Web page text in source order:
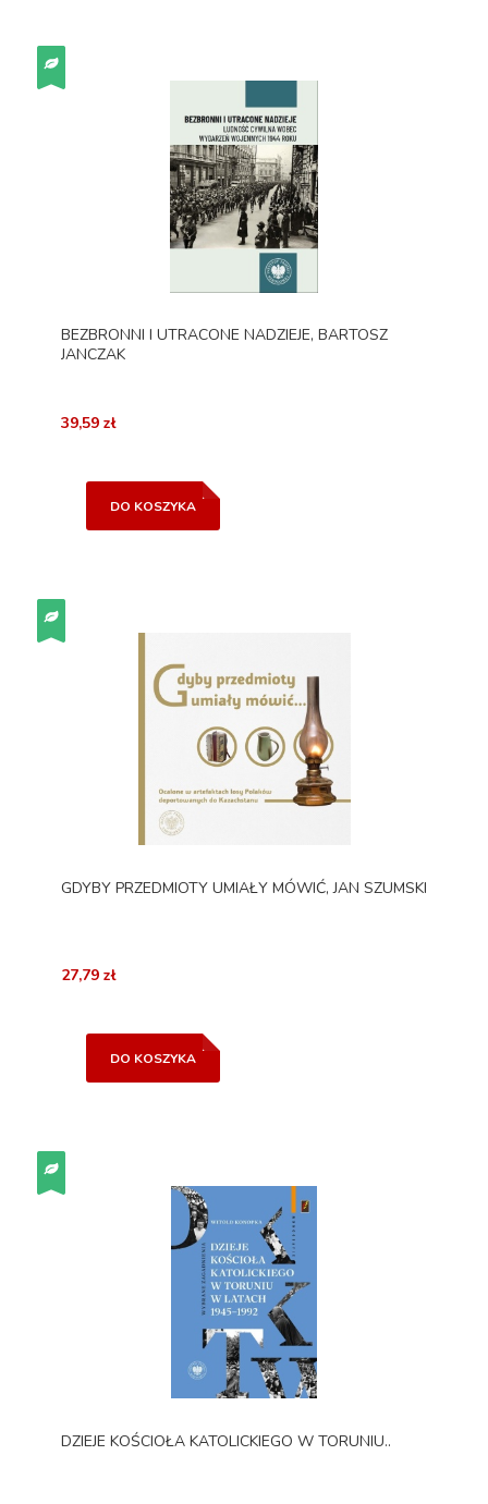
BEZBRONNI I UTRACONE NADZIEJE, BARTOSZ
JANCZAK
39,59 zł
DO KOSZYKA
GDYBY PRZEDMIOTY UMIAŁY MÓWIĆ, JAN SZUMSKI
27,79 zł
DO KOSZYKA
DZIEJE KOŚCIOŁA KATOLICKIEGO W TORUNIU..